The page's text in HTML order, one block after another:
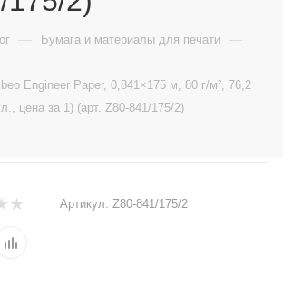
— Бумага и материалы для печати —
Engineer Paper, 0,841×175 м, 80 г/м², 76,2
цена за 1) (арт. Z80-841/175/2)
Артикул: Z80-841/175/2